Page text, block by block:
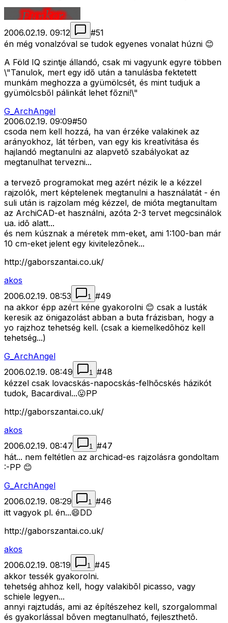
2006.02.19. 09:12 #51
én még vonalzóval se tudok egyenes vonalat húzni 😊
A Föld IQ szintje állandó, csak mi vagyunk egyre többen
\"Tanulok, mert egy idő után a tanulásba fektetett
munkám meghozza a gyümölcsét, és mint tudjuk a
gyümölcsből pálinkát lehet főzni!\"
G_ArchAngel
2006.02.19. 09:09#50
csoda nem kell hozzá, ha van érzéke valakinek az
arányokhoz, lát térben, van egy kis kreatívitása és
hajlandó megtanulni az alapvetõ szabályokat az
megtanulhat tervezni...
a tervezõ programokat meg azért nézik le a kézzel
rajzolók, mert képtelenek megtanulni a használatát - én
suli után is rajzolam még kézzel, de mióta megtanultam
az ArchiCAD-et használni, azóta 2-3 tervet megcsinálok
ua. idõ alatt...
és nem kúsznak a méretek mm-eket, ami 1:100-ban már
10 cm-eket jelent egy kivitelezõnek...
http://gaborszantai.co.uk/
akos
2006.02.19. 08:53
1 #49
na akkor épp azért kéne gyakorolni 😊 csak a lusták
keresik az önigazolást abban a buta frázisban, hogy a
yo rajzhoz tehetség kell. (csak a kiemelkedõhöz kell
tehetség...)
G_ArchAngel
2006.02.19. 08:49
1 #48
kézzel csak lovacskás-napocskás-felhõcskés házikót
tudok, Bacardival...😛PP
http://gaborszantai.co.uk/
akos
2006.02.19. 08:47
1 #47
hát... nem feltétlen az archicad-es rajzolásra gondoltam
:-PP 😊
G_ArchAngel
2006.02.19. 08:29
1 #46
itt vagyok pl. én...😄DD
http://gaborszantai.co.uk/
akos
2006.02.19. 08:19
1 #45
akkor tessék gyakorolni.
tehetség ahhoz kell, hogy valakibõl picasso, vagy
schiele legyen...
annyi rajztudás, ami az építészehez kell, szorgalommal
és gyakorlással bõven megtanulható, fejleszthetõ.